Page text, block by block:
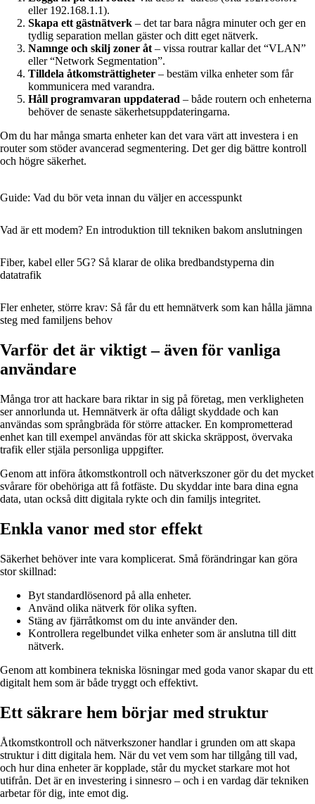
eller 192.168.1.1).
Skapa ett gästnätverk – det tar bara några minuter och ger en
tydlig separation mellan gäster och ditt eget nätverk.
Namnge och skilj zoner åt – vissa routrar kallar det “VLAN”
eller “Network Segmentation”.
Tilldela åtkomsträttigheter – bestäm vilka enheter som får
kommunicera med varandra.
Håll programvaran uppdaterad – både routern och enheterna
behöver de senaste säkerhetsuppdateringarna.
Om du har många smarta enheter kan det vara värt att investera i en
router som stöder avancerad segmentering. Det ger dig bättre kontroll
och högre säkerhet.
Guide: Vad du bör veta innan du väljer en accesspunkt
Vad är ett modem? En introduktion till tekniken bakom anslutningen
Fiber, kabel eller 5G? Så klarar de olika bredbandstyperna din
datatrafik
Fler enheter, större krav: Så får du ett hemnätverk som kan hålla jämna
steg med familjens behov
Varför det är viktigt – även för vanliga
användare
Många tror att hackare bara riktar in sig på företag, men verkligheten
ser annorlunda ut. Hemnätverk är ofta dåligt skyddade och kan
användas som språngbräda för större attacker. En komprometterad
enhet kan till exempel användas för att skicka skräppost, övervaka
trafik eller stjäla personliga uppgifter.
Genom att införa åtkomstkontroll och nätverkszoner gör du det mycket
svårare för obehöriga att få fotfäste. Du skyddar inte bara dina egna
data, utan också ditt digitala rykte och din familjs integritet.
Enkla vanor med stor effekt
Säkerhet behöver inte vara komplicerat. Små förändringar kan göra
stor skillnad:
Byt standardlösenord på alla enheter.
Använd olika nätverk för olika syften.
Stäng av fjärråtkomst om du inte använder den.
Kontrollera regelbundet vilka enheter som är anslutna till ditt
nätverk.
Genom att kombinera tekniska lösningar med goda vanor skapar du ett
digitalt hem som är både tryggt och effektivt.
Ett säkrare hem börjar med struktur
Åtkomstkontroll och nätverkszoner handlar i grunden om att skapa
struktur i ditt digitala hem. När du vet vem som har tillgång till vad,
och hur dina enheter är kopplade, står du mycket starkare mot hot
utifrån. Det är en investering i sinnesro – och i en vardag där tekniken
arbetar för dig, inte emot dig.